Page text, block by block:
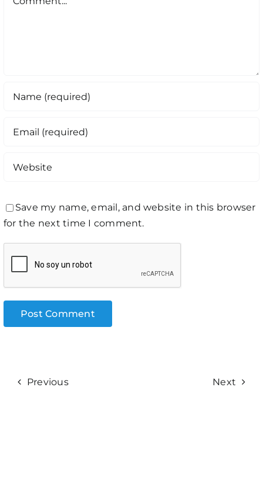
Save my name, email, and website in this browser
for the next time I comment.
Previous Next